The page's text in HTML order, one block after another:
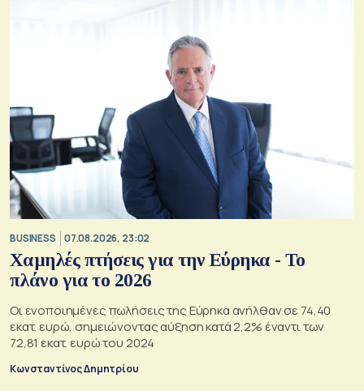
BUSINESS 07.08.2026, 23:02
Χαμηλές πτήσεις για την Εύρηκα - Το
πλάνο για το 2026
Οι ενοποιημένες πωλήσεις της Εύρηκα ανήλθαν σε 74,40
εκατ. ευρώ, σημειώνοντας αύξηση κατά 2,2% έναντι των
72,81 εκατ. ευρώ του 2024
Κωνσταντίνος Δημητρίου